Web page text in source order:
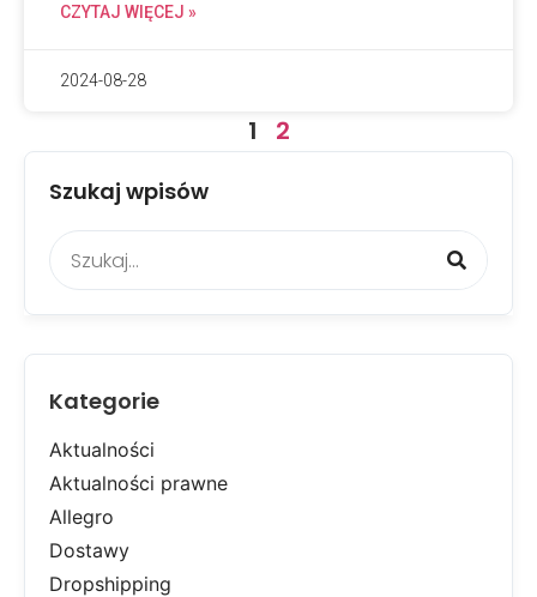
CZYTAJ WIĘCEJ »
2024-08-28
1 2
Szukaj wpisów
Kategorie
Aktualności
Aktualności prawne
Allegro
Dostawy
Dropshipping